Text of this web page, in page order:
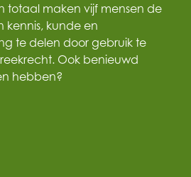
totaal maken vijf mensen de
kunde en
te delen door gebruik te
Ook benieuwd
hebben?